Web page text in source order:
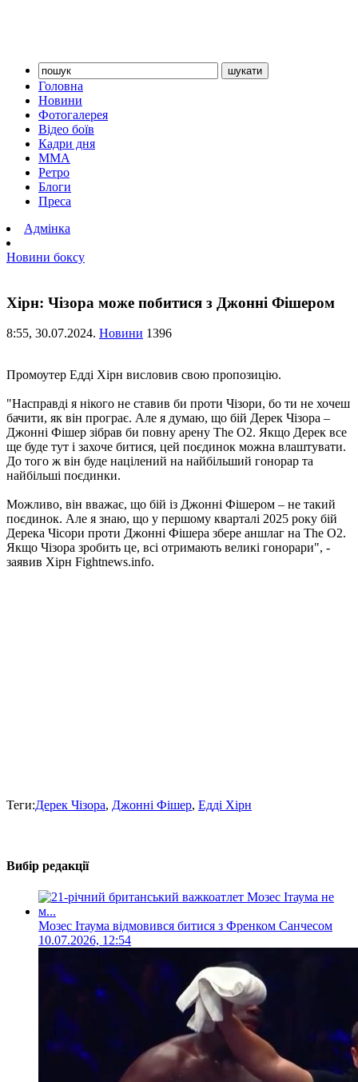
Головна
Новини
Фотогалерея
Відео боїв
Кадри дня
ММА
Ретро
Блоги
Преса
Адмінка
Новини боксу
Хірн: Чізора може побитися з Джонні Фішером
8:55, 30.07.2024. Новини 1396
Промоутер Едді Хірн висловив свою пропозицію.
"Насправді я нікого не ставив би проти Чізори, бо ти не хочеш
бачити, як він програє. Але я думаю, що бій Дерек Чізора –
Джонні Фішер зібрав би повну арену The O2. Якщо Дерек все
ще буде тут і захоче битися, цей поєдинок можна влаштувати.
До того ж він буде націлений на найбільший гонорар та
найбільші поєдинки.
Можливо, він вважає, що бій із Джонні Фішером – не такий
поєдинок. Але я знаю, що у першому кварталі 2025 року бій
Дерека Чісори проти Джонні Фішера збере аншлаг на The O2.
Якщо Чізора зробить це, всі отримають великі гонорари", -
заявив Хірн Fightnews.info.
Теги:Дерек Чізора, Джонні Фішер, Едді Хірн
Вибір редакції
Мозес Ітаума відмовився битися з Френком Санчесом
10.07.2026, 12:54